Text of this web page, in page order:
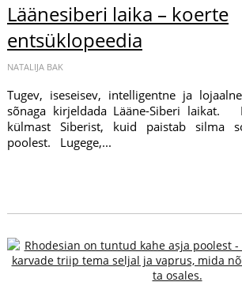
Läänesiberi laika – koerte
entsüklopeedia
NATALIJA BAK
Tugev, iseseisev, intelligentne ja
sõnaga kirjeldada Lääne-Siberi laikat.
külmast Siberist, kuid paistab silma
poolest. Lugege,...